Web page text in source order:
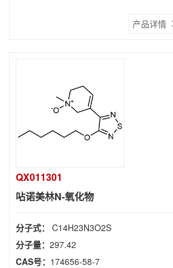
产品详情
QX011301
呫诺美林N-氧化物
分子式： C14H23N3O2S
分子量： 297.42
CAS号： 174656-58-7